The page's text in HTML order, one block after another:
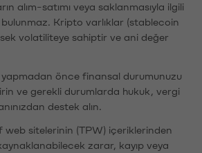
alım-satımı veya saklanmasıyla ilgili
Kripto varlıklar (stablecoin
volatiliteye sahiptir ve ani değer
yapmadan önce finansal durumunuzu
ve gerekli durumlarda hukuk, vergi
destek alın.
sitelerinin (TPW) içeriklerinden
zarar, kayıp veya